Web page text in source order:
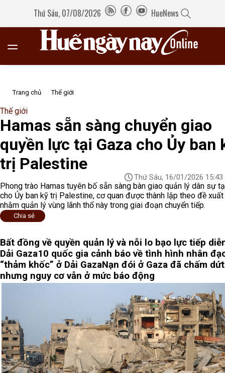
Thứ Sáu, 07/08/2026 HueNews
Trang chủ Thế giới
Thế giới
Hamas sẵn sàng chuyển giao
quyền lực tại Gaza cho Ủy ban
trị Palestine
Thứ Sáu, 16/01/2026 15:43
Phong trào Hamas tuyên bố sẵn sàng bàn giao quản lý dân sự
cho Ủy ban kỹ trị Palestine, cơ quan được thành lập theo đề
nhằm quản lý vùng lãnh thổ này trong giai đoạn chuyển tiếp.
Chia sẻ
Bất đồng về quyền quản lý và nỗi lo bạo lực tiếp
Dải Gaza10 quốc gia cảnh báo về tình hình nhân
“thảm khốc” ở Dải GazaNạn đói ở Gaza đã chấm dứt
nhưng nguy cơ vẫn ở mức báo động